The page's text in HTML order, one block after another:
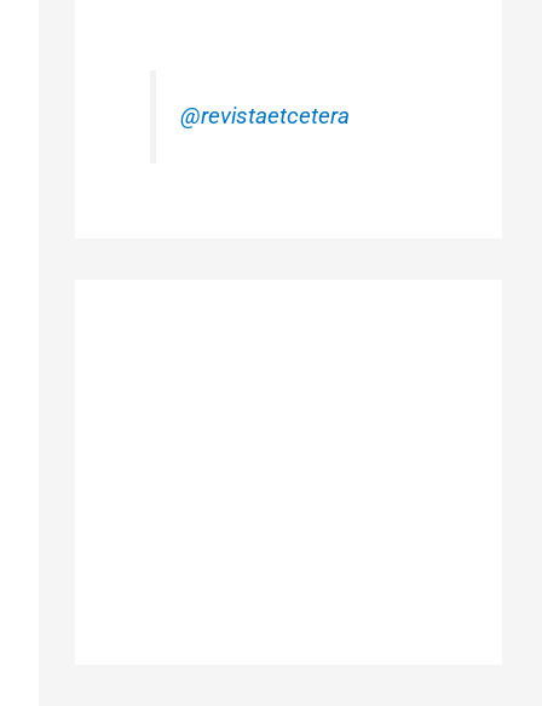
@revistaetcetera